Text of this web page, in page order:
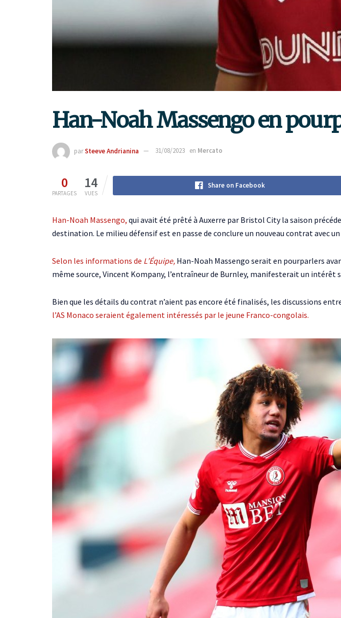
Han-Noah Massengo en
parSteeve Andrianina 31/08/2023 en Mercato
0
PARTAGES
14
VUES
Share on Facebook
Han-Noah Massengo, qui avait été prêté à Auxerre par Bristol City la saison
destination. Le milieu défensif est en passe de conclure un nouveau contrat avec
Selon les informations de L’Équipe, Han-Noah Massengo serait en pourparlers
même source, Vincent Kompany, l’entraîneur de Burnley, manifesterait un intérêt
Bien que les détails du contrat n’aient pas encore été finalisés, les discussions
l’AS Monaco seraient également intéressés par le jeune Franco-congolais.